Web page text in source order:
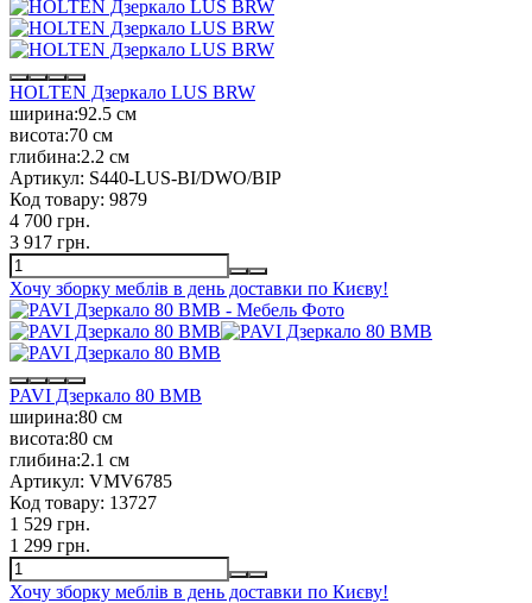
HOLTEN Дзеркало LUS BRW
ширина:92.5 см
висота:70 см
глибина:2.2 см
Артикул: S440-LUS-BI/DWO/BIP
Код товару: 9879
4 700 грн.
3 917 грн.
Хочу зборку меблів в день доставки по Києву!
PAVI Дзеркало 80 ВМВ
ширина:80 см
висота:80 см
глибина:2.1 см
Артикул: VMV6785
Код товару: 13727
1 529 грн.
1 299 грн.
Хочу зборку меблів в день доставки по Києву!